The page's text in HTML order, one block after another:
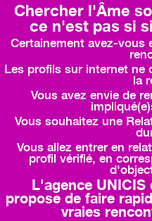
Chercher l'Âme
ce n'est pas si
Certainement avez-vous
Les profils sur internet ne
la
Vous avez envie de
Vous souhaitez une
Vous allez entrer en
profil vérifié, en
L'agence
propose de faire
vraies